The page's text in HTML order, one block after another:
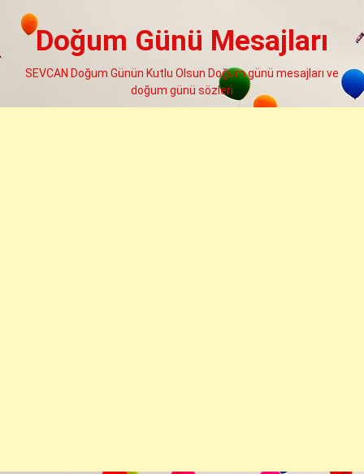
Doğum Günü Mesajları
SEVCAN Doğum Günün Kutlu Olsun Doğum günü mesajları ve
doğum günü sözleri